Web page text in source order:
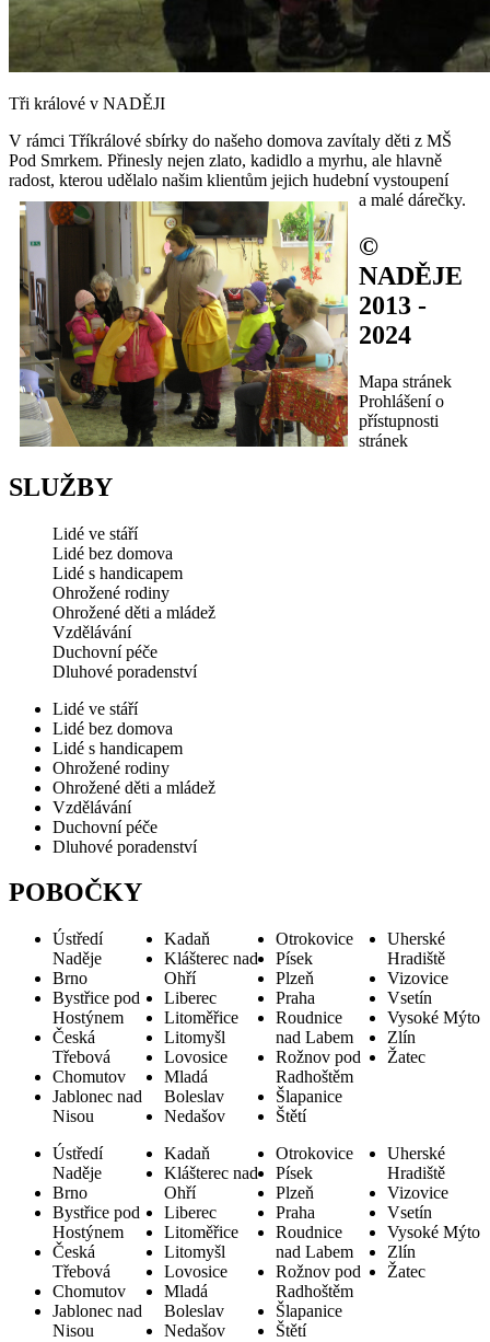
Tři králové v NADĚJI
V rámci Tříkrálové sbírky do našeho domova zavítaly děti z MŠ
Pod Smrkem. Přinesly nejen zlato, kadidlo a myrhu, ale hlavně
radost, kterou udělalo našim klientům jejich hudební vystoupení
a malé dárečky.
©
NADĚJE
2013 -
2024
Mapa stránek
Prohlášení o
přístupnosti
stránek
SLUŽBY
Lidé ve stáří
Lidé bez domova
Lidé s handicapem
Ohrožené rodiny
Ohrožené děti a mládež
Vzdělávání
Duchovní péče
Dluhové poradenství
Lidé ve stáří
Lidé bez domova
Lidé s handicapem
Ohrožené rodiny
Ohrožené děti a mládež
Vzdělávání
Duchovní péče
Dluhové poradenství
POBOČKY
Ústředí
Naděje
Brno
Bystřice pod
Hostýnem
Česká
Třebová
Chomutov
Jablonec nad
Nisou
Kadaň
Klášterec nad
Ohří
Liberec
Litoměřice
Litomyšl
Lovosice
Mladá
Boleslav
Nedašov
Otrokovice
Písek
Plzeň
Praha
Roudnice
nad Labem
Rožnov pod
Radhoštěm
Šlapanice
Štětí
Uherské
Hradiště
Vizovice
Vsetín
Vysoké Mýto
Zlín
Žatec
Ústředí
Naděje
Brno
Bystřice pod
Hostýnem
Česká
Třebová
Chomutov
Jablonec nad
Nisou
Kadaň
Klášterec nad
Ohří
Liberec
Litoměřice
Litomyšl
Lovosice
Mladá
Boleslav
Nedašov
Otrokovice
Písek
Plzeň
Praha
Roudnice
nad Labem
Rožnov pod
Radhoštěm
Šlapanice
Štětí
Uherské
Hradiště
Vizovice
Vsetín
Vysoké Mýto
Zlín
Žatec